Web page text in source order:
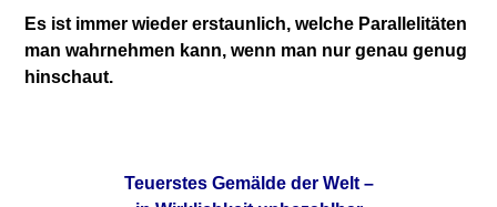
Es ist immer wieder erstaunlich, welche Parallelitäten
man wahrnehmen kann, wenn man nur genau genug
hinschaut.
Teuerstes Gemälde der Welt –